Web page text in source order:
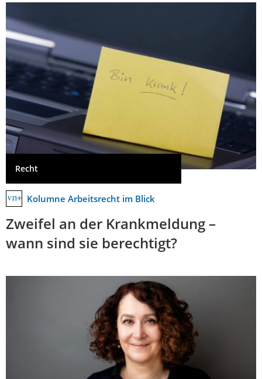
Recht
Kolumne Arbeitsrecht im Blick
Zweifel an der Krankmeldung –
wann sind sie berechtigt?